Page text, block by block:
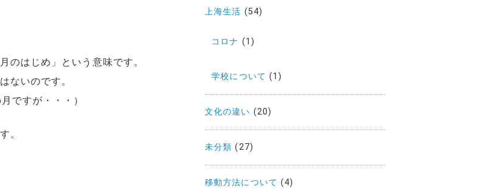
のはじめ」という意味です。
ないのです。
ですが・・・）
。
上海生活 (54)
コロナ (1)
学校について (1)
文化の違い (20)
未分類 (27)
移動方法について (4)